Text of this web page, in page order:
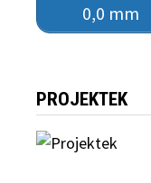
0,0 mm
PROJEKTEK